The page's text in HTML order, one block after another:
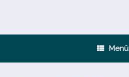
Menü